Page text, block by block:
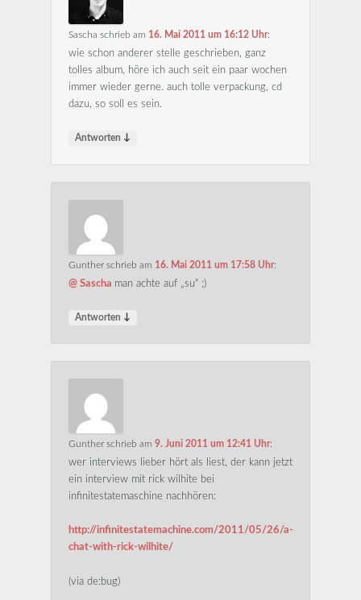
Sascha schrieb am 16. Mai 2011 um 16:12 Uhr:
wie schon anderer stelle geschrieben, ganz
tolles album, höre ich auch seit ein paar wochen
immer wieder gerne. auch tolle verpackung, cd
dazu, so soll es sein.
Antworten ↓
Gunther schrieb am 16. Mai 2011 um 17:58 Uhr:
@ Sascha man achte auf „su“ ;)
Antworten ↓
Gunther schrieb am 9. Juni 2011 um 12:41 Uhr:
wer interviews lieber hört als liest, der kann jetzt
ein interview mit rick wilhite bei
infinitestatemaschine nachhören:
http://infinitestatemachine.com/2011/05/26/a-
chat-with-rick-wilhite/
(via de:bug)